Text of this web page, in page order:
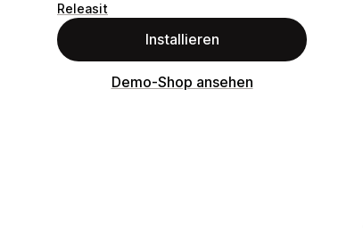
Releasit
Installieren
Demo-Shop ansehen